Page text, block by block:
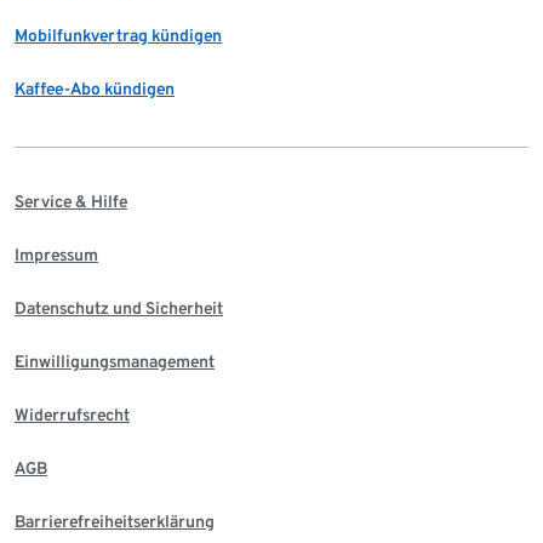
Mobilfunkvertrag kündigen
Kaffee-Abo kündigen
Service & Hilfe
Impressum
Datenschutz und Sicherheit
Einwilligungsmanagement
Widerrufsrecht
AGB
Barrierefreiheitserklärung